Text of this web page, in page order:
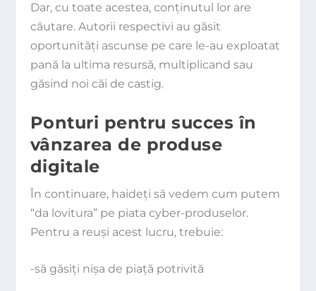
Dar, cu toate acestea, conţinutul lor are
căutare. Autorii respectivi au găsit
oportunităţi ascunse pe care le-au exploatat
pană la ultima resursă, multiplicand sau
găsind noi căi de castig.
Ponturi pentru succes în
vânzarea de produse
digitale
În continuare, haideţi să vedem cum putem
“da lovitura” pe piata cyber-produselor.
Pentru a reuşi acest lucru, trebuie:
-să găsiţi nişa de piaţă potrivită